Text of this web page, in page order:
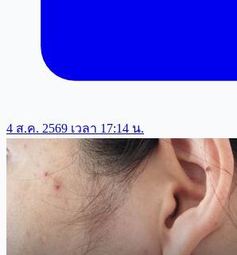
4 ส.ค. 2569 เวลา 17:14 น.